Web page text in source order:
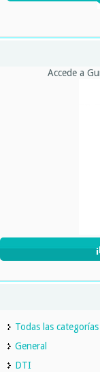
Accede a
Todas las categorías
General
DTI